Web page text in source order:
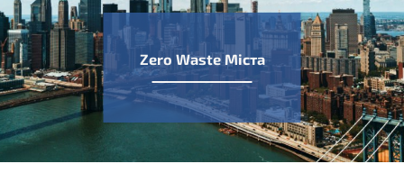
Zero Waste Міста